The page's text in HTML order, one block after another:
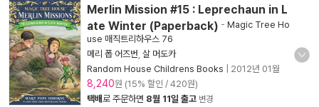
Merlin Mission #15 : Leprechaun in L
ate Winter (Paperback) - Magic Tree Ho
use 매직트리하우스 76
메리 폽 어즈번 살 머도카
Random House Childrens Books
2012년 01월
8,240원 (15% 할인 / 420원)
택배로 주문하면 8월 11일 출고 변경